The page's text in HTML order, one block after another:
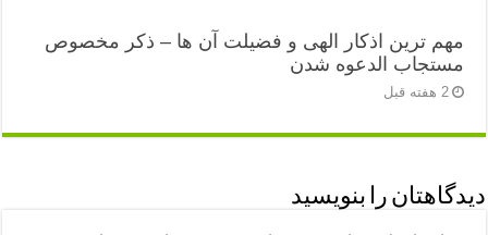
مهم ترین اذکار الهی و فضیلت آن ها – ذکر مخصوص
مستجاب الدعوه شدن
2 هفته قبل
دیدگاهتان را بنویسید